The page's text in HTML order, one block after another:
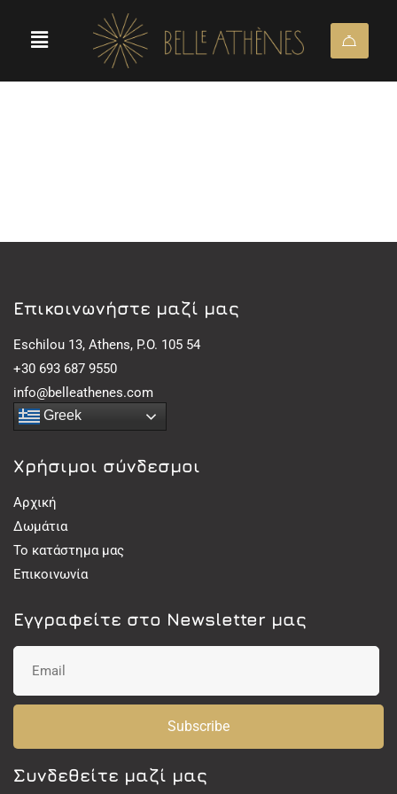
Eπικοινωνήστε μαζί μας
Eschilou 13, Athens, P.O. 105 54
+30 693 687 9550
info@belleathenes.com
Greek
Χρήσιμοι σύνδεσμοι
Αρχική
Δωμάτια
Το κατάστημα μας
Επικοινωνία
Εγγραφείτε στο Newsletter μας
Subscribe
Συνδεθείτε μαζί μας